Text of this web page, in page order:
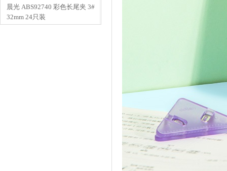
晨光 ABS92740 彩色长尾夹 3#
32mm 24只装